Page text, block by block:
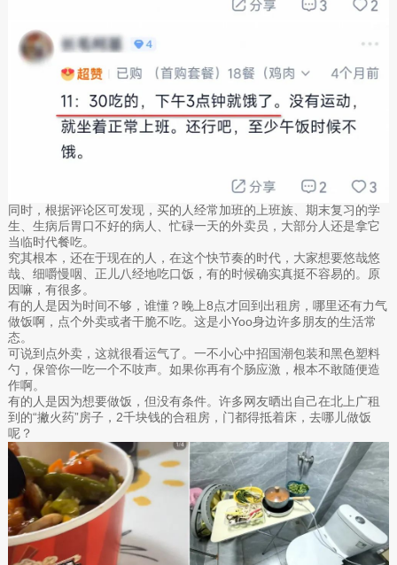
同时，根据评论区可发现，买的人经常加班的上班族、期末复习的学
生、生病后胃口不好的病人、忙碌一天的外卖员，大部分人还是拿它
当临时代餐吃。
究其根本，还在于现在的人，在这个快节奏的时代，大家想要悠哉悠
哉、细嚼慢咽、正儿八经地吃口饭，有的时候确实真挺不容易的。原
因嘛，有很多。
有的人是因为时间不够，谁懂？晚上8点才回到出租房，哪里还有力气
做饭啊，点个外卖或者干脆不吃。这是小Yoo身边许多朋友的生活常
态。
可说到点外卖，这就很看运气了。一不小心中招国潮包装和黑色塑料
勺，保管你一吃一个不吱声。如果你再有个肠应激，根本不敢随便造
作啊。
有的人是因为想要做饭，但没有条件。许多网友晒出自己在北上广租
到的“撇火药”房子，2千块钱的合租房，门都得抵着床，去哪儿做饭
呢？